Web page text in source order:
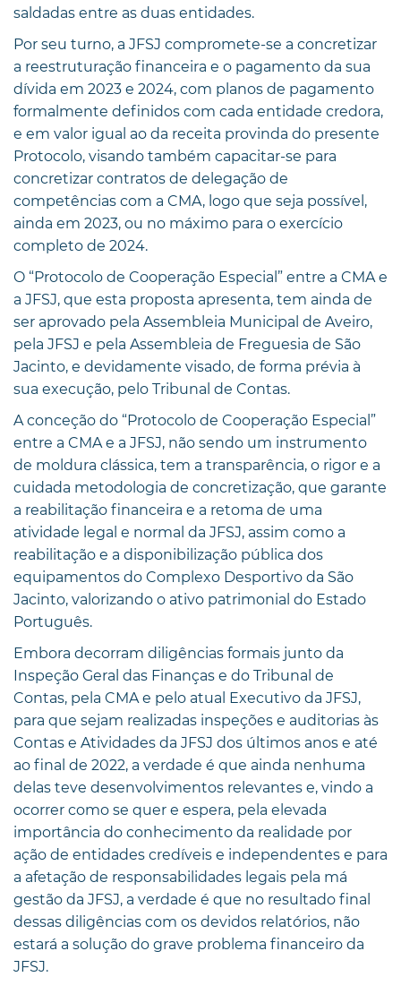
saldadas entre as duas entidades.
Por seu turno, a JFSJ compromete-se a concretizar
a reestruturação financeira e o pagamento da sua
dívida em 2023 e 2024, com planos de pagamento
formalmente definidos com cada entidade credora,
e em valor igual ao da receita provinda do presente
Protocolo, visando também capacitar-se para
concretizar contratos de delegação de
competências com a CMA, logo que seja possível,
ainda em 2023, ou no máximo para o exercício
completo de 2024.
O “Protocolo de Cooperação Especial” entre a CMA e
a JFSJ, que esta proposta apresenta, tem ainda de
ser aprovado pela Assembleia Municipal de Aveiro,
pela JFSJ e pela Assembleia de Freguesia de São
Jacinto, e devidamente visado, de forma prévia à
sua execução, pelo Tribunal de Contas.
A conceção do “Protocolo de Cooperação Especial”
entre a CMA e a JFSJ, não sendo um instrumento
de moldura clássica, tem a transparência, o rigor e a
cuidada metodologia de concretização, que garante
a reabilitação financeira e a retoma de uma
atividade legal e normal da JFSJ, assim como a
reabilitação e a disponibilização pública dos
equipamentos do Complexo Desportivo da São
Jacinto, valorizando o ativo patrimonial do Estado
Português.
Embora decorram diligências formais junto da
Inspeção Geral das Finanças e do Tribunal de
Contas, pela CMA e pelo atual Executivo da JFSJ,
para que sejam realizadas inspeções e auditorias às
Contas e Atividades da JFSJ dos últimos anos e até
ao final de 2022, a verdade é que ainda nenhuma
delas teve desenvolvimentos relevantes e, vindo a
ocorrer como se quer e espera, pela elevada
importância do conhecimento da realidade por
ação de entidades credíveis e independentes e para
a afetação de responsabilidades legais pela má
gestão da JFSJ, a verdade é que no resultado final
dessas diligências com os devidos relatórios, não
estará a solução do grave problema financeiro da
JFSJ.